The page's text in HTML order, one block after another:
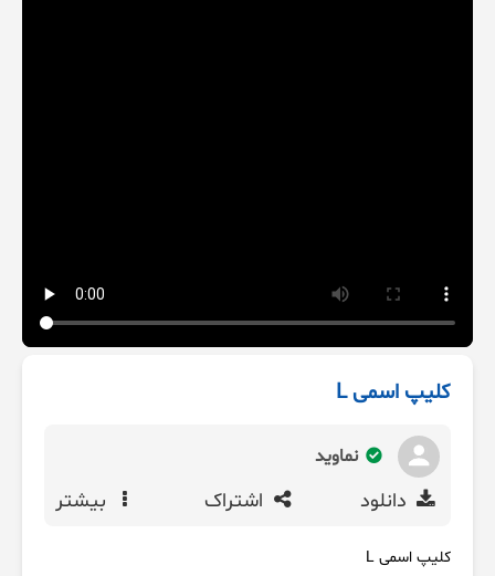
کلیپ اسمی L
نماوید
دانلود اشتراک بیشتر
کلیپ اسمی L